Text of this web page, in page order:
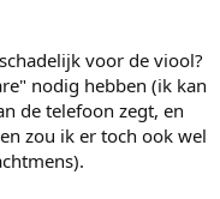
voor de viool?
nodig hebben (ik kan
de telefoon zegt, en
zou ik er toch ook wel